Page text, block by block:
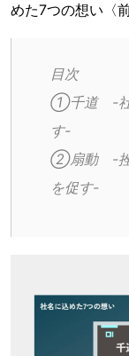
めた7つの想い〈
目次
①千道　-社
す-
②扇動　-挫
を促す-